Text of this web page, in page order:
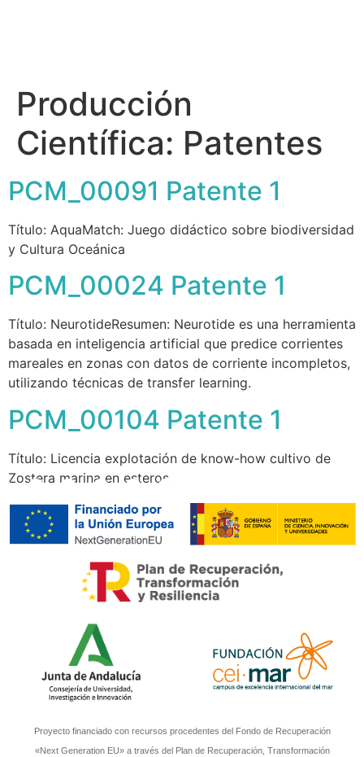
Producción
Científica: Patentes
PCM_00091 Patente 1
Título: AquaMatch: Juego didáctico sobre biodiversidad
y Cultura Oceánica
PCM_00024 Patente 1
Título: NeurotideResumen: Neurotide es una herramienta
basada en inteligencia artificial que predice corrientes
mareales en zonas con datos de corriente incompletos,
utilizando técnicas de transfer learning.
PCM_00104 Patente 1
Título: Licencia explotación de know-how cultivo de
Zostera marina en esteros.
Proyecto financiado con recursos procedentes del Fondo de Recuperación
«Next Generation EU» a través del Plan de Recuperación, Transformación